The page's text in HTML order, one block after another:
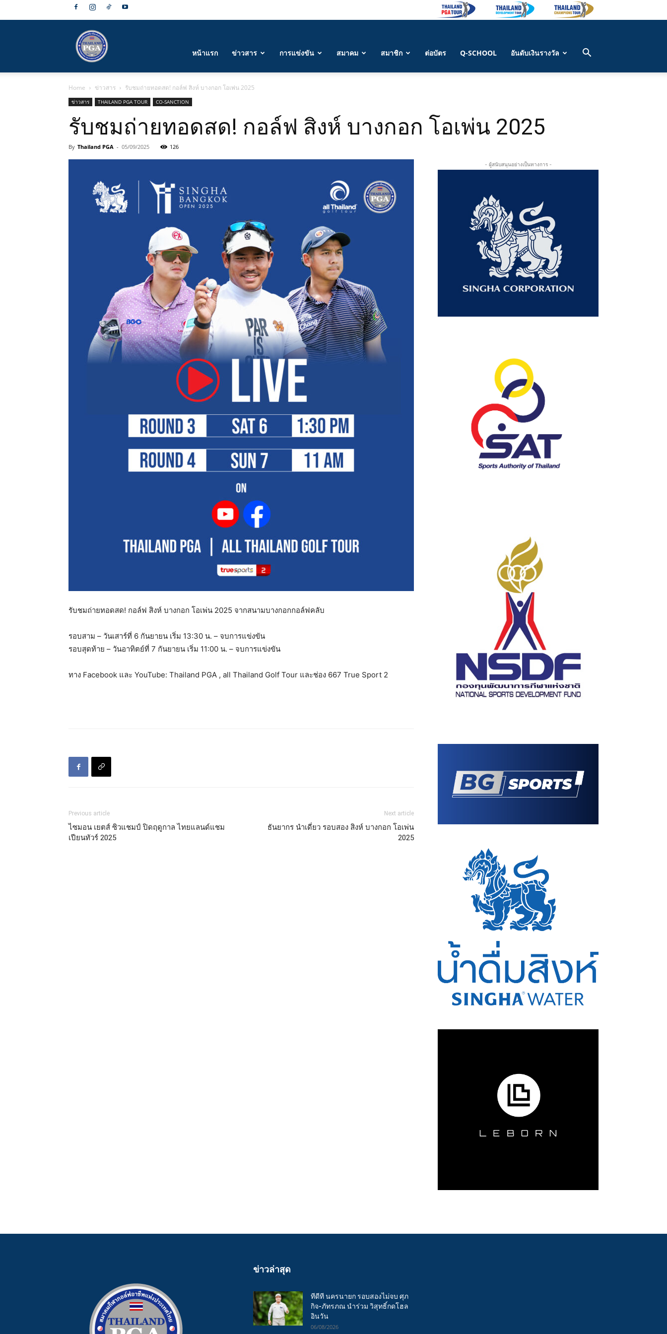
กีฬา
กอล์ฟ
อาชีพ
ประเทศไทย
หน้าแรก ข่าวสาร การแข่งขัน สมาคม สมาชิก ต่อบัตร Q-SCHOOL อันดับเงินรางวัล
Home ข่าวสาร รับชมถ่ายทอดสด! กอล์ฟ สิงห์ บางกอก โอเพ่น 2025
ข่าวสาร THAILAND PGA TOUR CO-SANCTION
รับชมถ่ายทอดสด! กอล์ฟ สิงห์ บางกอก โอเพ่น 2025
By Thailand PGA - 05/09/2025 126
รับชมถ่ายทอดสด! กอล์ฟ สิงห์ บางกอก โอเพ่น 2025 จากสนามบางกอกกอล์ฟคลับ
รอบสาม – วันเสาร์ที่ 6 กันยายน เริ่ม 13:30 น. – จบการแข่งขัน
รอบสุดท้าย – วันอาทิตย์ที่ 7 กันยายน เริ่ม 11:00 น. – จบการแข่งขัน
ทาง Facebook และ YouTube: Thailand PGA , all Thailand Golf Tour และช่อง 667 True Sport 2
Previous article
ไซมอน เยตส์ ซิวแชมป์ ปิดฤดูกาล ไทยแลนด์แชม
เปียนทัวร์ 2025
Next article
ธันยากร นำเดี่ยว รอบสอง สิงห์ บางกอก โอเพ่น
2025
- ผู้สนับสนุนอย่างเป็นทางการ -
ข่าวล่าสุด
ทีดีที นครนายก รอบสองไม่จบ ศุภ
กิจ-ภัทรภณ นำร่วม วิสุทธิ์กดโฮล
อินวัน
06/08/2026